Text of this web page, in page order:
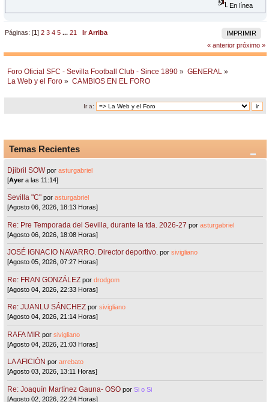
En línea
IMPRIMIR
Páginas: [1]2 3 4 5 ...21
Ir Arriba
« anterior próximo »
Foro Oficial SFC - Sevilla Football Club - Since 1890 » GENERAL »
La Web y el Foro » CAMBIOS EN EL FORO
Ir a:
Temas Recientes
Djibril SOW porasturgabriel
[Ayera las 11:14]
Sevilla "C"porasturgabriel
[Agosto 06, 2026, 18:13 Horas]
Re: Pre Temporada del Sevilla, durante la tda. 2026-27 porasturgabriel
[Agosto 06, 2026, 18:08 Horas]
JOSÉ IGNACIO NAVARRO. Director deportivo. porsivigliano
[Agosto 05, 2026, 07:27 Horas]
Re: FRAN GONZÁLEZ pordrodgom
[Agosto 04, 2026, 22:33 Horas]
Re: JUANLU SÁNCHEZ porsivigliano
[Agosto 04, 2026, 21:14 Horas]
RAFA MIR porsivigliano
[Agosto 04, 2026, 21:03 Horas]
LA AFICIÓN porarrebato
[Agosto 03, 2026, 13:11 Horas]
Re: Joaquín Martínez Gauna- OSO porSi o Si
[Agosto 02, 2026, 22:24 Horas]